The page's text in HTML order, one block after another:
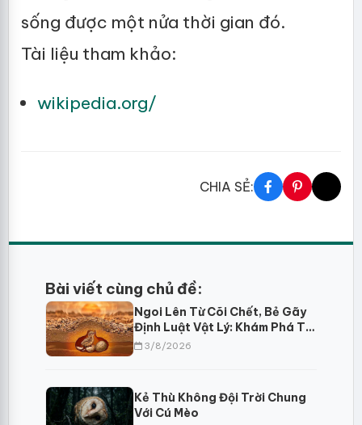
sống được một nửa thời gian đó.
Tài liệu tham khảo:
wikipedia.org/
CHIA SẺ:
Bài viết cùng chủ đề:
Ngoi Lên Từ Cõi Chết, Bẻ Gãy
Định Luật Vật Lý: Khám Phá Trí
Tuệ Sinh Tồn Của Choi Choi Ai
3/8/2026
Kẻ Thù Không Đội Trời Chung
Với Cú Mèo